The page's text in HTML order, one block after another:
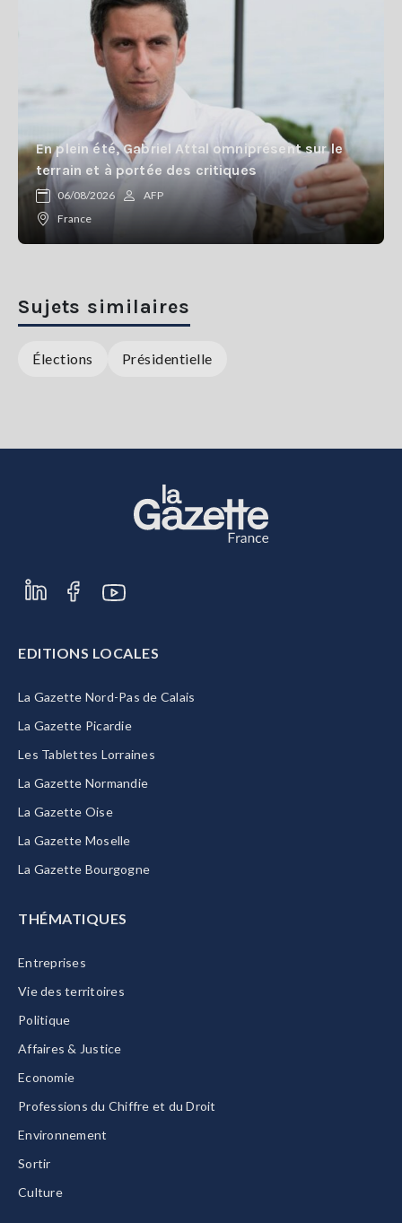
En plein été, Gabriel Attal omniprésent sur le
terrain et à portée des critiques
06/08/2026
AFP
France
Sujets similaires
Élections Présidentielle
EDITIONS LOCALES
La Gazette Nord-Pas de Calais
La Gazette Picardie
Les Tablettes Lorraines
La Gazette Normandie
La Gazette Oise
La Gazette Moselle
La Gazette Bourgogne
THÉMATIQUES
Entreprises
Vie des territoires
Politique
Affaires & Justice
Economie
Professions du Chiffre et du Droit
Environnement
Sortir
Culture